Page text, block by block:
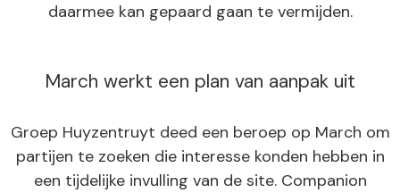
daarmee kan gepaard gaan te vermijden.
March werkt een plan van aanpak uit
Groep Huyzentruyt deed een beroep op March om
partijen te zoeken die interesse konden hebben in
een tijdelijke invulling van de site. Companion